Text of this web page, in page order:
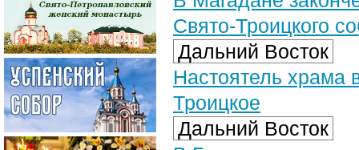
Свято-Троицкого
Дальний Восток
Настоятель храма
Троицкое
Дальний Восток